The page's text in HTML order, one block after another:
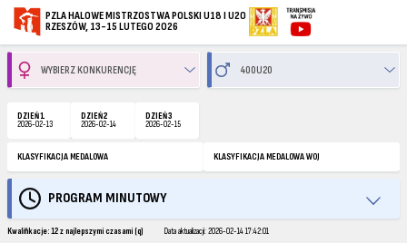
PZLA HALOWE MISTRZOSTWA POLSKI U18 I U20
RZESZÓW, 13-15 LUTEGO 2026
DZIEŃ 1
2026-02-13
DZIEŃ 2
2026-02-14
DZIEŃ 3
2026-02-15
KLASYFIKACJA MEDALOWA KLASYFIKACJA MEDALOWA WOJ
PROGRAM MINUTOWY
Kwalifikacje: 12 z najlepszymi czasami (q) Data aktualizacji: 2026-02-14 17:42:01